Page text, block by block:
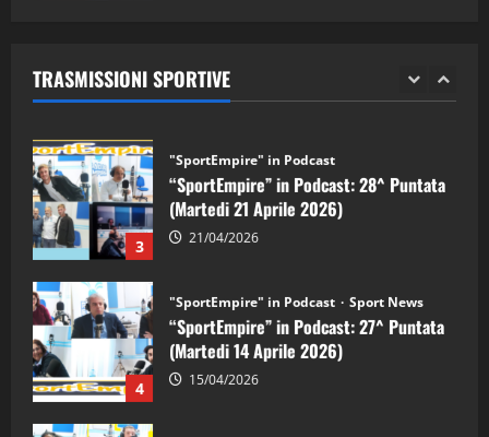
TRASMISSIONI SPORTIVE
2 28/04/2026
3
“SportEmpire” in Podcast: 28^ Puntata
(Martedi 21 Aprile 2026)
21/04/2026
4
“SportEmpire” in Podcast: 27^ Puntata
(Martedi 14 Aprile 2026)
15/04/2026